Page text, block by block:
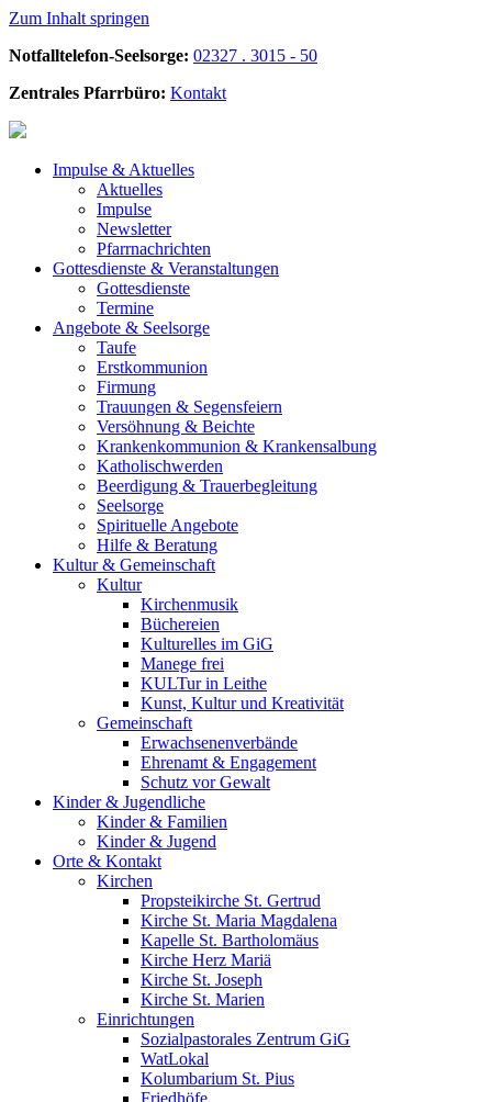
Zum Inhalt springen
Notfalltelefon-Seelsorge: 02327 . 3015 - 50
Zentrales Pfarrbüro: Kontakt
Impulse & Aktuelles
Aktuelles
Impulse
Newsletter
Pfarrnachrichten
Gottesdienste & Veranstaltungen
Gottesdienste
Termine
Angebote & Seelsorge
Taufe
Erstkommunion
Firmung
Trauungen & Segensfeiern
Versöhnung & Beichte
Krankenkommunion & Krankensalbung
Katholischwerden
Beerdigung & Trauerbegleitung
Seelsorge
Spirituelle Angebote
Hilfe & Beratung
Kultur & Gemeinschaft
Kultur
Kirchenmusik
Büchereien
Kulturelles im GiG
Manege frei
KULTur in Leithe
Kunst, Kultur und Kreativität
Gemeinschaft
Erwachsenenverbände
Ehrenamt & Engagement
Schutz vor Gewalt
Kinder & Jugendliche
Kinder & Familien
Kinder & Jugend
Orte & Kontakt
Kirchen
Propsteikirche St. Gertrud
Kirche St. Maria Magdalena
Kapelle St. Bartholomäus
Kirche Herz Mariä
Kirche St. Joseph
Kirche St. Marien
Einrichtungen
Sozialpastorales Zentrum GiG
WatLokal
Kolumbarium St. Pius
Friedhöfe